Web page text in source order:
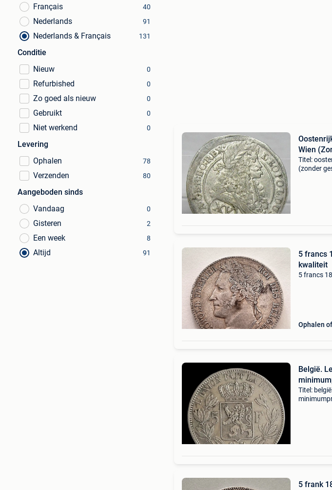
Français
40
Nederlands 91
Nederlands & Français 131
Conditie
Nieuw
0
Refurbished 0
Zo goed als nieuw 0
Gebruikt 0
Niet werkend 0
Levering
Ophalen
78
Verzenden 80
Aangeboden sinds
Vandaag
0
Gisteren 2
Een week 8
Altijd 91
Wien
Titel:
(zonder
5 francs
kwaliteit
5 francs
Ophalen
België.
Titel:
5 frank